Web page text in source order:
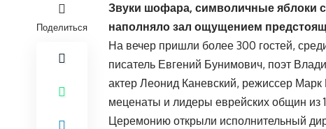
Поделиться
Звуки шофара, символичные яблоки
наполняло зал ощущением
На вечер пришли более 300 гостей,
писатель Евгений Бунимович, поэт
актер Леонид Каневский, режиссер
меценаты и лидеры еврейских общин из
Церемонию открыли исполнительный